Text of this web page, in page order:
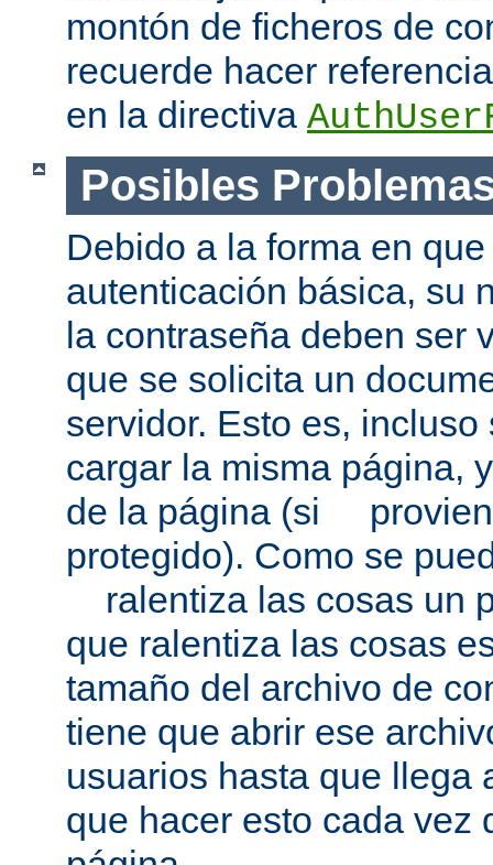
montón de ficheros de
recuerde hacer
en la directiva
Posibles
Debido a la forma en
autenticación básica, su
la contraseña deben ser
que se solicita un
servidor. Esto es,
cargar la misma página,
de la página (si
protegido). Como se
ralentiza las cosas un
que ralentiza las cosas
tamaño del archivo de
tiene que abrir ese
usuarios hasta que llega
que hacer esto cada vez